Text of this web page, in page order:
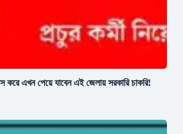
এখন পেয়ে যাবেন এই জেলায় সরকারি চাকরি!